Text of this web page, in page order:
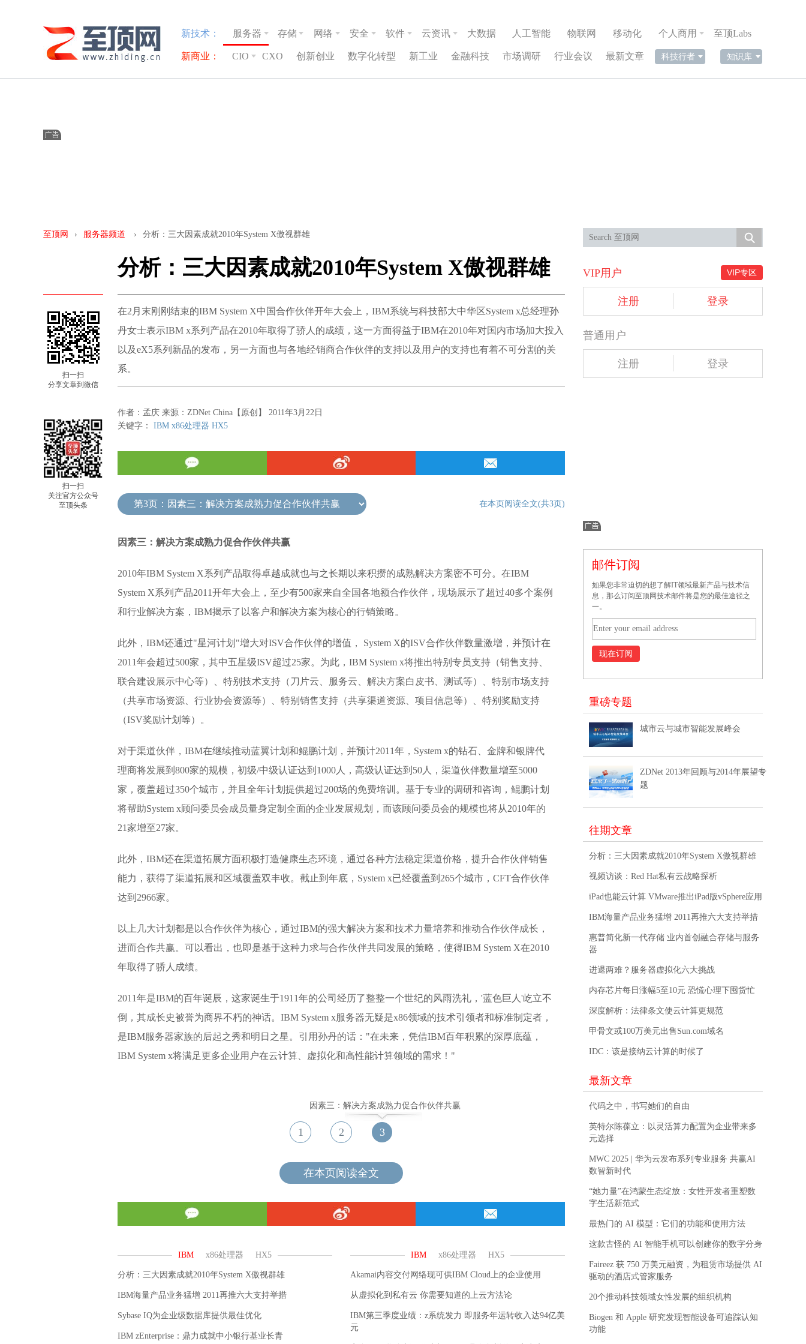
新技术： 服务器 存储 网络 安全 软件 云资讯 大数据 人工智能 物联网 移动化 个人商用 至顶Labs
新商业： CIO CXO 创新创业 数字化转型 新工业 金融科技 市场调研 行业会议 最新文章 科技行者 知识库
至顶网 › 服务器频道 › 分析：三大因素成就2010年System X傲视群雄
分析：三大因素成就2010年System X傲视群雄
扫一扫
分享文章到微信
扫一扫
关注官方公众号
至顶头条
在2月末刚刚结束的IBM System X中国合作伙伴开年大会上，IBM系统与科技部大中华区System x总经理孙
丹女士表示IBM x系列产品在2010年取得了骄人的成绩，这一方面得益于IBM在2010年对国内市场加大投入
以及eX5系列新品的发布，另一方面也与各地经销商合作伙伴的支持以及用户的支持也有着不可分割的关
系。
作者：孟庆 来源：ZDNet China【原创】 2011年3月22日
关键字： IBM x86处理器 HX5
在本页阅读全文(共3页)
因素三：解决方案成熟力促合作伙伴共赢
2010年IBM System X系列产品取得卓越成就也与之长期以来积攒的成熟解决方案密不可分。在IBM
System X系列产品2011开年大会上，至少有500家来自全国各地额合作伙伴，现场展示了超过40多个案例
和行业解决方案，IBM揭示了以客户和解决方案为核心的行销策略。
此外，IBM还通过"星河计划"增大对ISV合作伙伴的增值， System X的ISV合作伙伴数量激增，并预计在
2011年会超过500家，其中五星级ISV超过25家。为此，IBM System x将推出特别专员支持（销售支持、
联合建设展示中心等）、特别技术支持（刀片云、服务云、解决方案白皮书、测试等）、特别市场支持
（共享市场资源、行业协会资源等）、特别销售支持（共享渠道资源、项目信息等）、特别奖励支持
（ISV奖励计划等）。
对于渠道伙伴，IBM在继续推动蓝翼计划和鲲鹏计划，并预计2011年，System x的钻石、金牌和银牌代
理商将发展到800家的规模，初级/中级认证达到1000人，高级认证达到50人，渠道伙伴数量增至5000
家，覆盖超过350个城市，并且全年计划提供超过200场的免费培训。基于专业的调研和咨询，鲲鹏计划
将帮助System x顾问委员会成员量身定制全面的企业发展规划，而该顾问委员会的规模也将从2010年的
21家增至27家。
此外，IBM还在渠道拓展方面积极打造健康生态环境，通过各种方法稳定渠道价格，提升合作伙伴销售
能力，获得了渠道拓展和区域覆盖双丰收。截止到年底，System x已经覆盖到265个城市，CFT合作伙伴
达到2966家。
以上几大计划都是以合作伙伴为核心，通过IBM的强大解决方案和技术力量培养和推动合作伙伴成长，
进而合作共赢。可以看出，也即是基于这种力求与合作伙伴共同发展的策略，使得IBM System X在2010
年取得了骄人成绩。
2011年是IBM的百年诞辰，这家诞生于1911年的公司经历了整整一个世纪的风雨洗礼，'蓝色巨人'屹立不
倒，其成长史被誉为商界不朽的神话。IBM System x服务器无疑是x86领域的技术引领者和标准制定者，
是IBM服务器家族的后起之秀和明日之星。引用孙丹的话："在未来，凭借IBM百年积累的深厚底蕴，
IBM System x将满足更多企业用户在云计算、虚拟化和高性能计算领域的需求！"
因素三：解决方案成熟力促合作伙伴共赢
分析：三大因素成就2010年System X傲视群雄
IBM海量产品业务猛增 2011再推六大支持举措
Sybase IQ为企业级数据库提供最佳优化
IBM zEnterprise：鼎力成就中小银行基业长青
Akamai内容交付网络现可供IBM Cloud上的企业使用
从虚拟化到私有云 你需要知道的上云方法论
IBM第三季度业绩：z系统发力 即服务年运转收入达94亿美
元
VIP专区
VIP用户
注册 登录
普通用户
注册 登录
邮件订阅
如果您非常迫切的想了解IT领域最新产品与技术信
息，那么订阅至顶网技术邮件将是您的最佳途径之
一。
重磅专题
城市云与城市智能发展峰会
ZDNet 2013年回顾与2014年展望专
题
往期文章
分析：三大因素成就2010年System X傲视群雄
视频访谈：Red Hat私有云战略探析
iPad也能云计算 VMware推出iPad版vSphere应用
IBM海量产品业务猛增 2011再推六大支持举措
惠普简化新一代存储 业内首创融合存储与服务
器
进退两难？服务器虚拟化六大挑战
内存芯片每日涨幅5至10元 恐慌心理下囤货忙
深度解析：法律条文使云计算更规范
甲骨文或100万美元出售Sun.com域名
IDC：该是接纳云计算的时候了
最新文章
代码之中，书写她们的自由
英特尔陈葆立：以灵活算力配置为企业带来多
元选择
MWC 2025 | 华为云发布系列专业服务 共赢AI
数智新时代
“她力量”在鸿蒙生态绽放：女性开发者重塑数
字生活新范式
最热门的 AI 模型：它们的功能和使用方法
这款古怪的 AI 智能手机可以创建你的数字分身
Faireez 获 750 万美元融资，为租赁市场提供 AI
驱动的酒店式管家服务
20个推动科技领域女性发展的组织机构
Biogen 和 Apple 研究发现智能设备可追踪认知
功能